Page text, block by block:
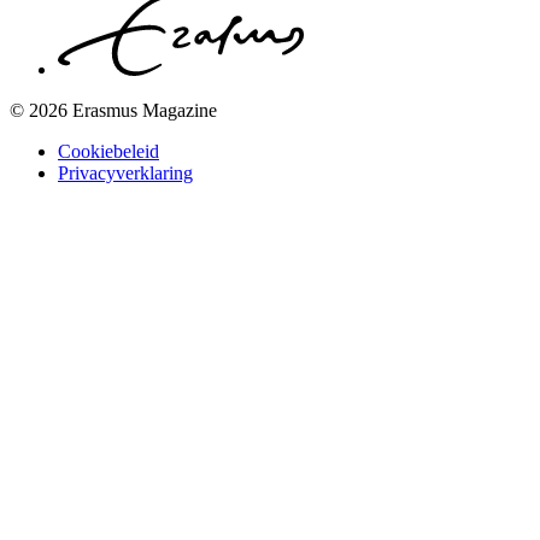
© 2026 Erasmus Magazine
Cookiebeleid
Privacyverklaring